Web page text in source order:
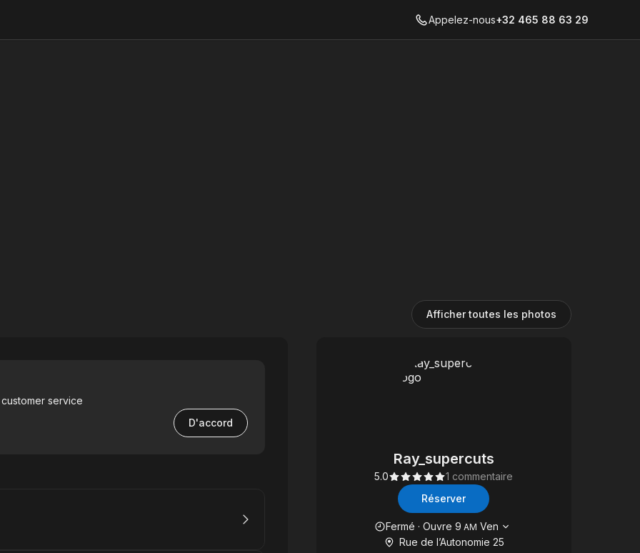
Appelez-nous+32 465 88 63 29
Afficher toutes les photos
service
D'accord
Ray_supercuts
5.0
1 commentaire
Réserver
Heures d'ouverture
Fermé ·Ouvre 9 AM Ven
Rue de l’Autonomie 25